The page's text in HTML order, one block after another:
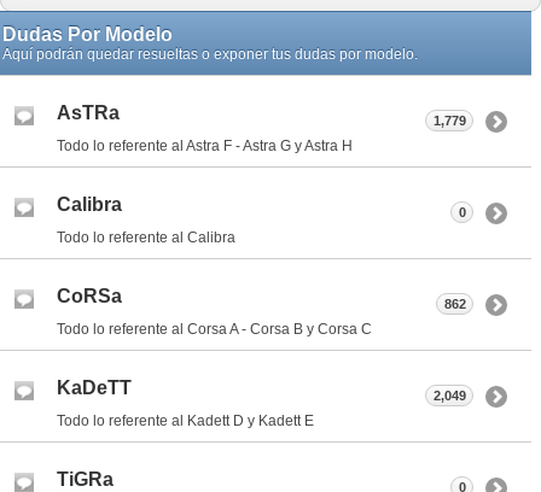
Dudas Por Modelo
Aquí podrán quedar resueltas o exponer tus dudas por modelo.
AsTRa
Todo lo referente al Astra F - Astra G y Astra H
1,779
Calibra
Todo lo referente al Calibra
0
CoRSa
Todo lo referente al Corsa A - Corsa B y Corsa C
862
KaDeTT
Todo lo referente al Kadett D y Kadett E
2,049
TiGRa 0